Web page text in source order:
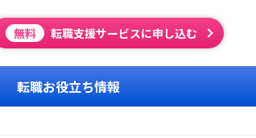
無料 転職支援サービスに申し込む
転職お役立ち情報